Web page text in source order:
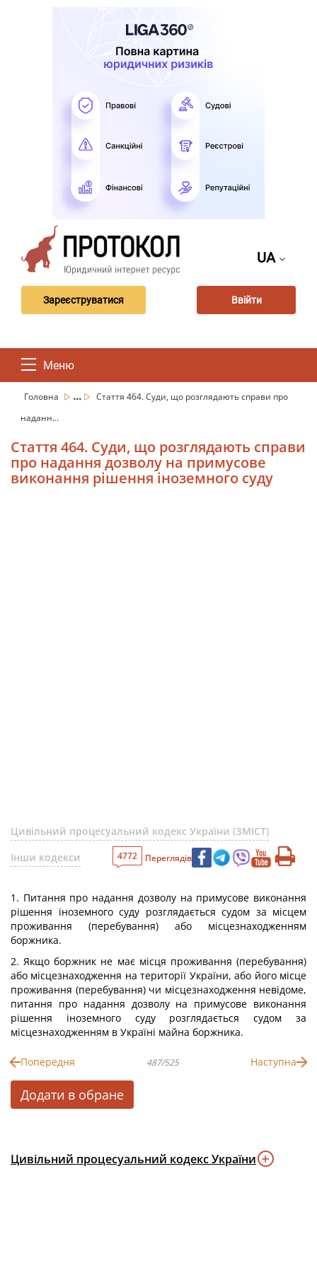
UA
Зареєструватися Ввійти
Меню
Головна ...
Стаття 464. Суди, що розглядають справи про
наданн...
Стаття 464. Суди, що розглядають справи
про надання дозволу на примусове
виконання рішення іноземного суду
Цивільний процесуальний кодекс України (ЗМІСТ)
Інши кодекси
4772 Переглядів
1. Питання про надання дозволу на примусове виконання
рішення іноземного суду розглядається судом за місцем
проживання (перебування) або місцезнаходженням
боржника.
2. Якщо боржник не має місця проживання (перебування)
або місцезнаходження на території України, або його місце
проживання (перебування) чи місцезнаходження невідоме,
питання про надання дозволу на примусове виконання
рішення іноземного суду розглядається судом за
місцезнаходженням в Україні майна боржника.
Попередня 487/525 Наступна
Додати в обране
Цивільний процесуальний кодекс України